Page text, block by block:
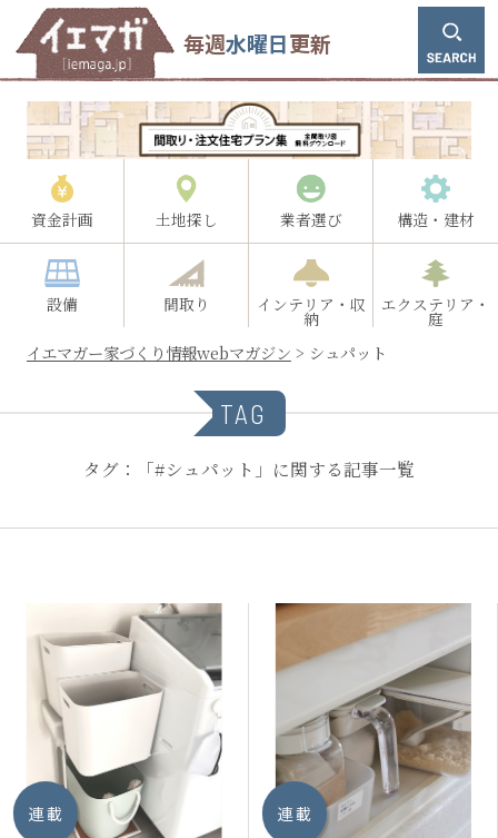
毎週水曜日更新
資金計画 土地探し 業者選び 構造・建材
設備 間取り インテリア・収
納
エクステリア・
庭
イエマガー家づくり情報webマガジン > シュパット
TAG
タグ：「#シュパット」に関する記事一覧
連 載 連 載